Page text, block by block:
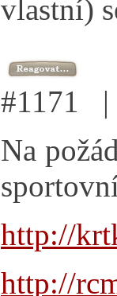
vlastní)
#1171
Na
http://
http://